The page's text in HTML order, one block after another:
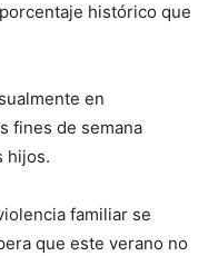
histórico que
en
fines de semana
hijos.
familiar se
que este verano no